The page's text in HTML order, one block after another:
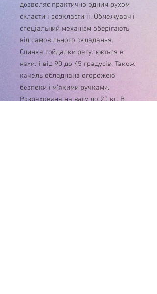
дозволяє практично одним рухом
скласти і розкласти її. Обмежувач і
спеціальний механізм оберігають
від самовільного складання.
Спинка гойдалки регулюється в
нахилі від 90 до 45 градусів. Також
качель обладнана огорожею
безпеки і м'якими ручками.
Розрахована на вагу до 20 кг. В